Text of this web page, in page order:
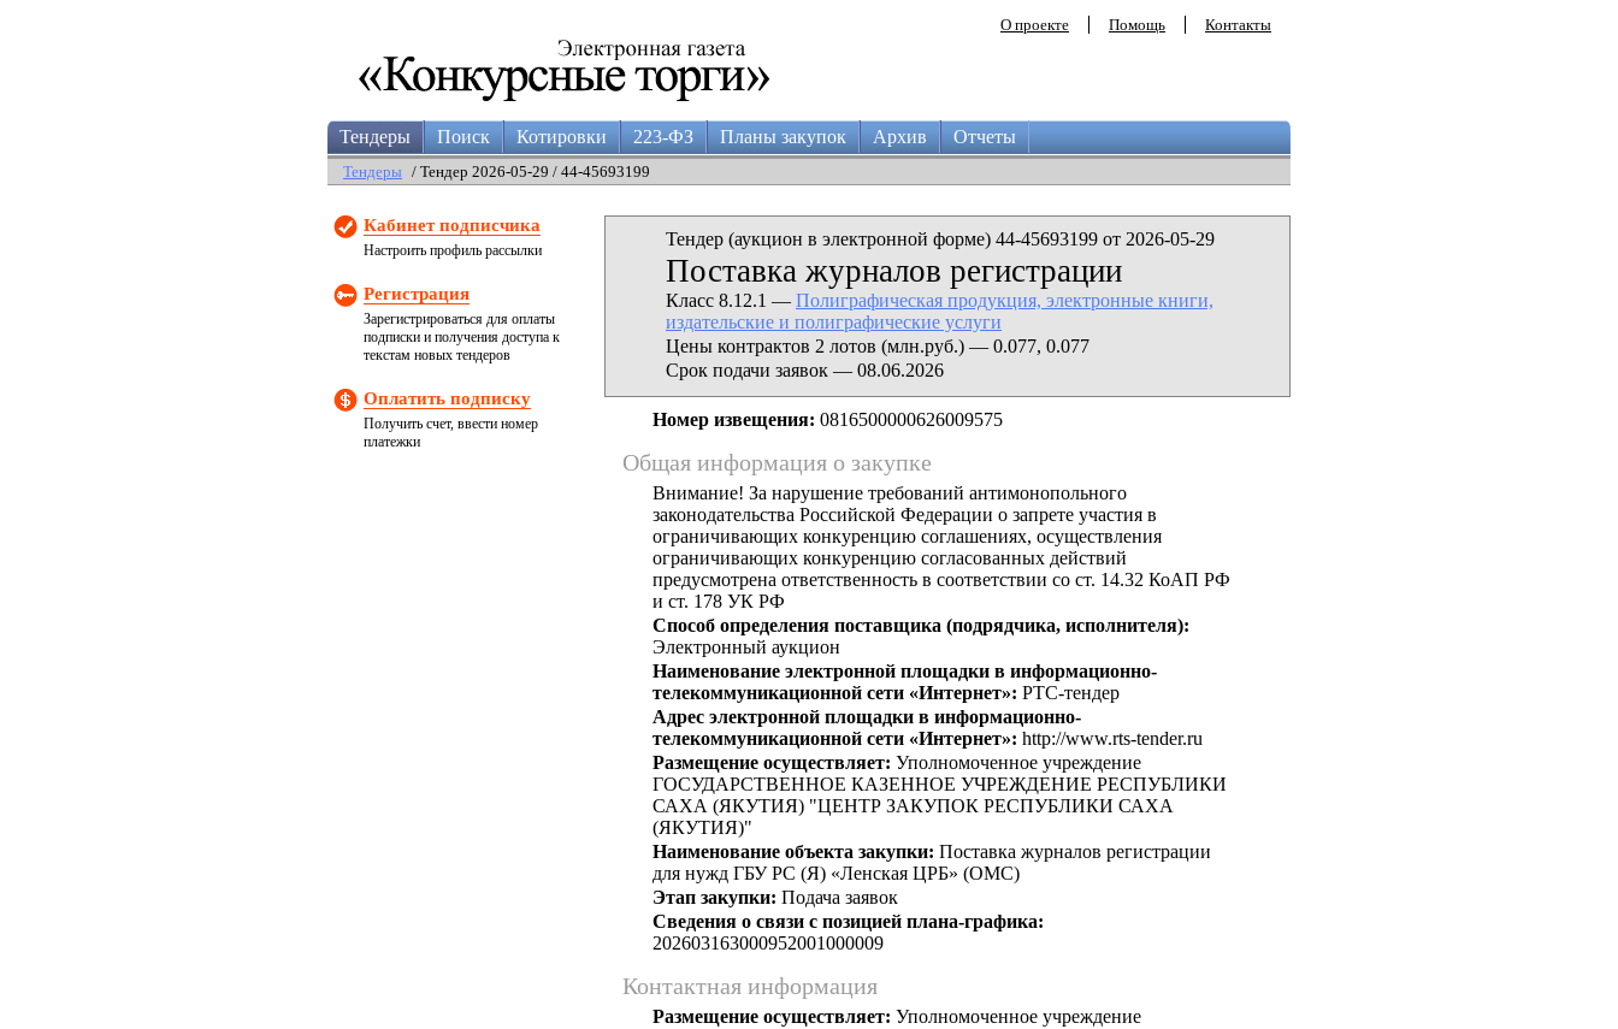
О проекте Помощь Контакты
Тендеры Поиск Котировки 223-ФЗ Планы закупок Архив Отчеты
Тендеры / Тендер 2026-05-29 / 44-45693199
Кабинет подписчика
Настроить профиль рассылки
Регистрация
Зарегистрироваться для оплаты
подписки и получения доступа к
текстам новых тендеров
Оплатить подписку
Получить счет, ввести номер
платежки
Тендер (аукцион в электронной форме) 44-45693199 от 2026-05-29
Поставка журналов регистрации
Класс 8.12.1 — Полиграфическая продукция, электронные книги,
издательские и полиграфические услуги
Цены контрактов 2 лотов (млн.руб.) — 0.077, 0.077
Срок подачи заявок — 08.06.2026
Номер извещения: 0816500000626009575
Общая информация о закупке
Внимание! За нарушение требований антимонопольного
законодательства Российской Федерации о запрете участия в
ограничивающих конкуренцию соглашениях, осуществления
ограничивающих конкуренцию согласованных действий
предусмотрена ответственность в соответствии со ст. 14.32 КоАП РФ
и ст. 178 УК РФ
Способ определения поставщика (подрядчика, исполнителя):
Электронный аукцион
Наименование электронной площадки в информационно-
телекоммуникационной сети «Интернет»: РТС-тендер
Адрес электронной площадки в информационно-
телекоммуникационной сети «Интернет»: http://www.rts-tender.ru
Размещение осуществляет: Уполномоченное учреждение
ГОСУДАРСТВЕННОЕ КАЗЕННОЕ УЧРЕЖДЕНИЕ РЕСПУБЛИКИ
САХА (ЯКУТИЯ) "ЦЕНТР ЗАКУПОК РЕСПУБЛИКИ САХА
(ЯКУТИЯ)"
Наименование объекта закупки: Поставка журналов регистрации
для нужд ГБУ РС (Я) «Ленская ЦРБ» (ОМС)
Этап закупки: Подача заявок
Сведения о связи с позицией плана-графика:
202603163000952001000009
Контактная информация
Размещение осуществляет: Уполномоченное учреждение